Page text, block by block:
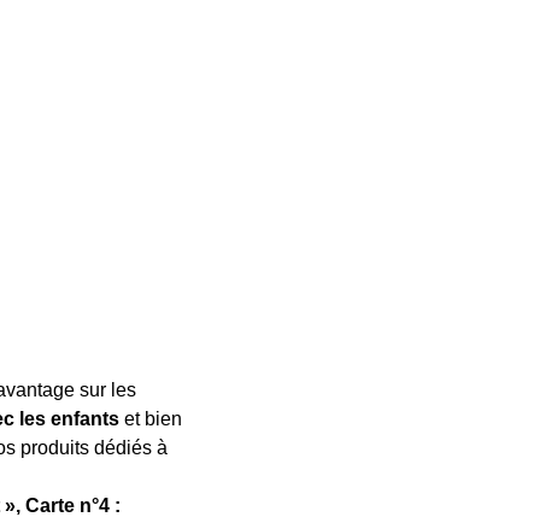
sur les
les enfants et bien
produits dédiés à
Carte n°4 :